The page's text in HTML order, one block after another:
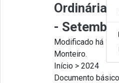
Ordinária
- Setembro
Modificado há 11
Monteiro.
Início > 2024
Documento básico